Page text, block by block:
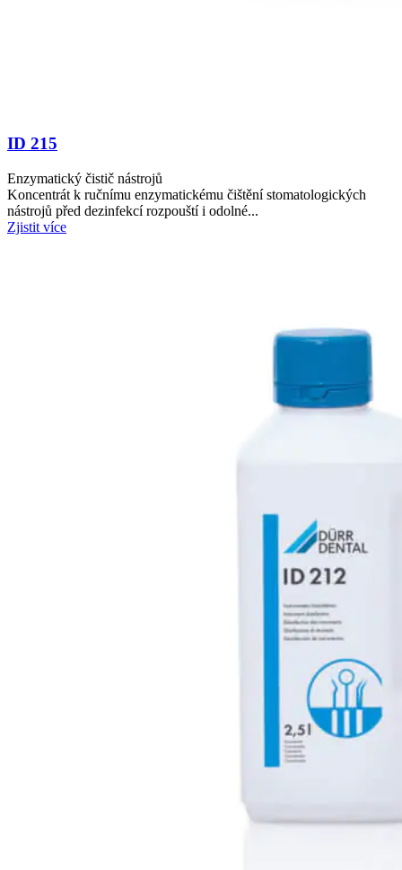
ID 215
Enzymatický čistič nástrojů
Koncentrát k ručnímu enzymatickému čištění stomatologických
nástrojů před dezinfekcí rozpouští i odolné...
Zjistit více